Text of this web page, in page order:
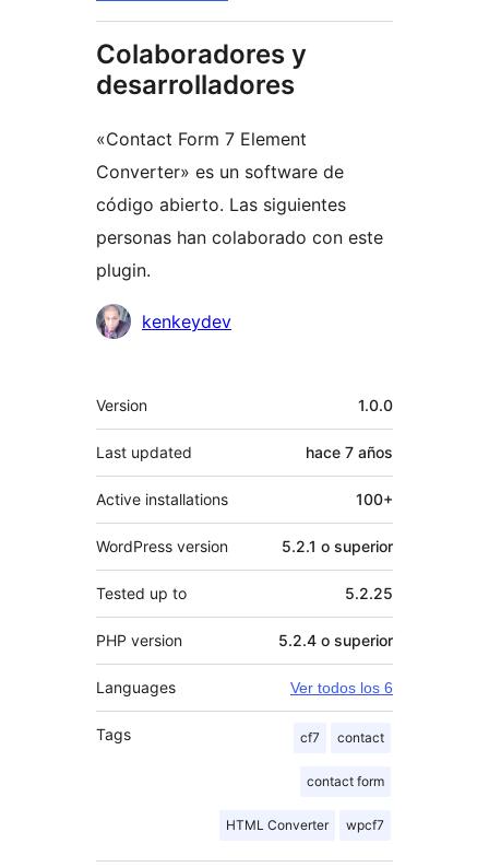
Colaboradores y
desarrolladores
«Contact Form 7 Element
Converter» es un software de
código abierto. Las siguientes
personas han colaborado con este
plugin.
Colaboradores
kenkeydev
Meta
Version 1.0.0
Last updated hace 7 años
Active installations 100+
WordPress version 5.2.1 o superior
Tested up to 5.2.25
PHP version 5.2.4 o superior
Languages Ver todos los 6
Tags cf7 contact
contact form
HTML Converter wpcf7